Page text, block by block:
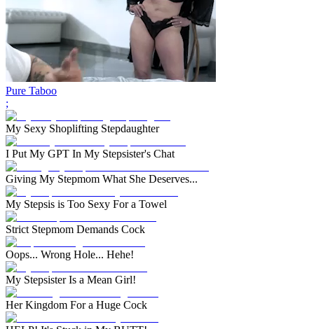
Pure Taboo
;
My Sexy Shoplifting Stepdaughter
I Put My GPT In My Stepsister's Chat
Giving My Stepmom What She Deserves...
My Stepsis is Too Sexy For a Towel
Strict Stepmom Demands Cock
Oops... Wrong Hole... Hehe!
My Stepsister Is a Mean Girl!
Her Kingdom For a Huge Cock